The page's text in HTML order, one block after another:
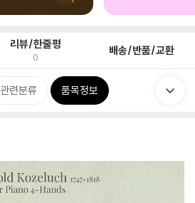
리뷰/한줄평
0 배송/반품/교환
관련분류 품목정보